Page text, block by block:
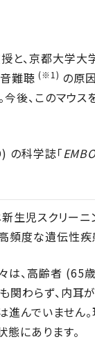
と、京都大学
難聴 (※1) の原
後、このマウス
の科学誌「
生児スクリー
度な遺伝性疾
は、高齢者 (65
わらず、内耳
んでいません
にあります。